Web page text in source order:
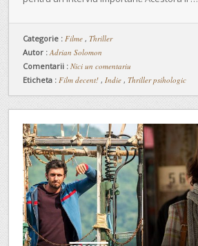
Categorie : Filme , Thriller
Autor : Adrian Solomon
Comentarii : Nici un comentariu
Eticheta : Film decent! , Indie , Thriller psihologic